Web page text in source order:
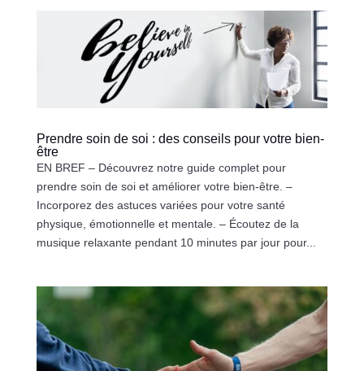
Prendre soin de soi : des conseils pour votre bien-
être
EN BREF – Découvrez notre guide complet pour
prendre soin de soi et améliorer votre bien-être. –
Incorporez des astuces variées pour votre santé
physique, émotionnelle et mentale. – Écoutez de la
musique relaxante pendant 10 minutes par jour pour...